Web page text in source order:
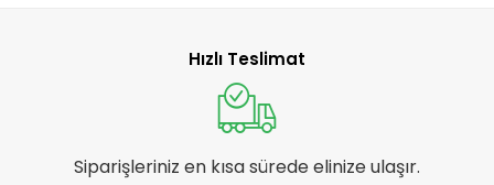
Hızlı Teslimat
Siparişleriniz en kısa sürede elinize ulaşır.